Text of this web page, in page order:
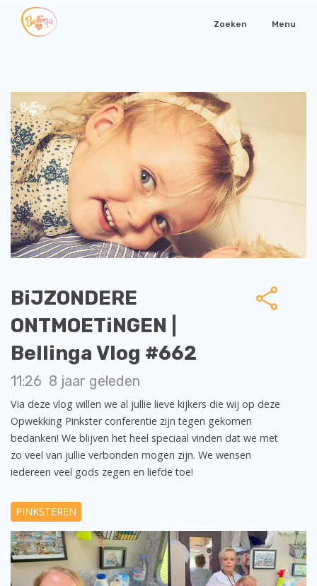
Zoeken Menu
BiJZONDERE
ONTMOETiNGEN |
Bellinga Vlog #662
11:26 8 jaar geleden
Via deze vlog willen we al jullie lieve kijkers die wij op deze
Opwekking Pinkster conferentie zijn tegen gekomen
bedanken! We blijven het heel speciaal vinden dat we met
zo veel van jullie verbonden mogen zijn. We wensen
iedereen veel gods zegen en liefde toe!
PINKSTEREN